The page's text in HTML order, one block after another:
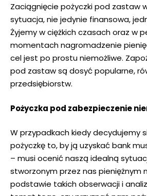
Zaciągnięcie pożyczki pod zastaw
sytuacja, nie jedynie finansowa,
Żyjemy w ciężkich czasach oraz w
momentach nagromadzenie
cel jest po prostu niemożliwe.
pod zastaw są dosyć popularne,
przedsiębiorstw.
Pożyczka pod zabezpieczenie
W przypadkach kiedy decydujemy
pożyczkę to, by ją uzyskać bank
– musi ocenić naszą idealną
stworzonym przez nas pieniężnym
podstawie takich obserwacji i